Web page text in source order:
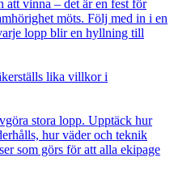
att vinna – det är en fest för
möts. Följ med in i en
lopp blir en hyllning till
lika villkor i
stora lopp. Upptäck hur
hur väder och teknik
som görs för att alla ekipage